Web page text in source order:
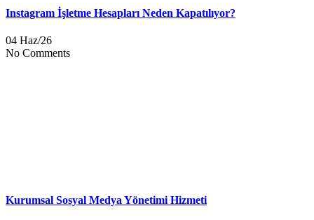
Instagram İşletme Hesapları Neden Kapatılıyor?
04 Haz/26
No Comments
Kurumsal Sosyal Medya Yönetimi Hizmeti